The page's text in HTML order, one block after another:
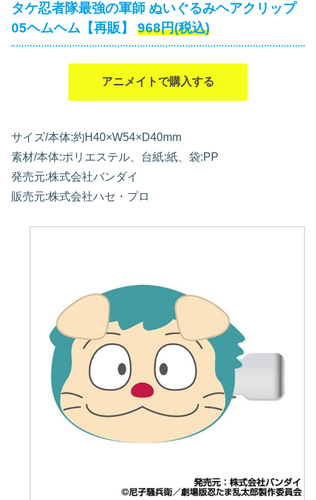
タケ忍者隊最強の軍師 ぬいぐるみヘアクリップ
05ヘムヘム【再販】
968円(税込)
アニメイトで購入する
サイズ/本体:約H40×W54×D40mm
素材/本体:ポリエステル、台紙:紙、袋:PP
発売元:株式会社バンダイ
販売元:株式会社ハセ・プロ